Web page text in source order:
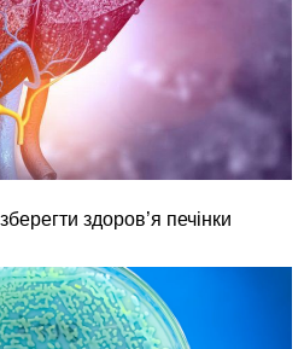
здоров’я печінки